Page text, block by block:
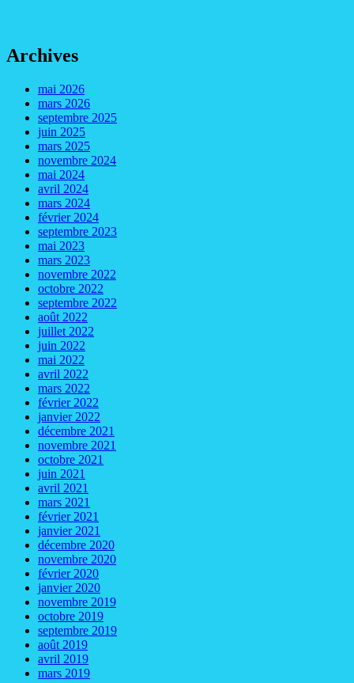
Archives
mai 2026
mars 2026
septembre 2025
juin 2025
mars 2025
novembre 2024
mai 2024
avril 2024
mars 2024
février 2024
septembre 2023
mai 2023
mars 2023
novembre 2022
octobre 2022
septembre 2022
août 2022
juillet 2022
juin 2022
mai 2022
avril 2022
mars 2022
février 2022
janvier 2022
décembre 2021
novembre 2021
octobre 2021
juin 2021
avril 2021
mars 2021
février 2021
janvier 2021
décembre 2020
novembre 2020
février 2020
janvier 2020
novembre 2019
octobre 2019
septembre 2019
août 2019
avril 2019
mars 2019